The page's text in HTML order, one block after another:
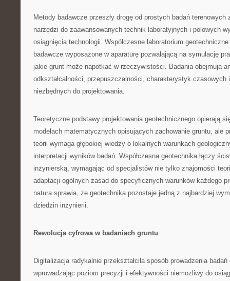
Metody badawcze przeszły drogę od prostych badań
narzędzi do zaawansowanych technik laboratyjnych i polowych
osiągnięcia technologii. Współczesne laboratorium
badawcze wyposażone w aparaturę pozwalającą na symulację
jakie grunt może napotkać w rzeczywistości. Badania obejmują
odkształcalności, przepuszczalności, charakterystyk czasowych
niezbędnych do projektowania.
Teoretyczne podstawy projektowania geotechnicznego opierają
modelach matematycznych opisujących zachowanie gruntu, ale
teorii wymaga głębokiej wiedzy o lokalnych warunkach
interpretacji wyników badań. Współczesna geotechnika łączy
inżynierską, wymagając od specjalistów nie tylko znajomości
adaptacji ogólnych zasad do specyficznych warunków każdego
natura sprawia, że geotechnika pozostaje jedną z najbardziej
dziedzin inżynierii.
Rewolucja cyfrowa w badaniach gruntu
Digitalizacja radykalnie przekształciła sposób prowadzenia
wprowadzając poziom precyzji i efektywności niemożliwy do